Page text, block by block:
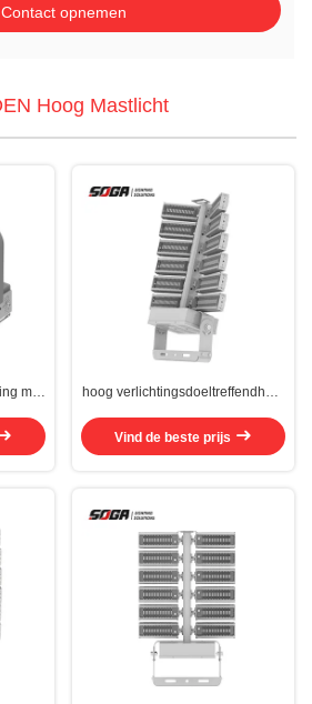
Contact opnemen
Hoog Mastlicht
met
hoog verlichtingsdoeltreffendheid
behuizing LED sportlicht
Vind de beste prijs